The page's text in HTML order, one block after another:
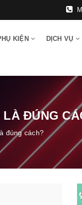
KIỆN DỊCH VỤ
LÀ ĐÚNG
đúng cách?